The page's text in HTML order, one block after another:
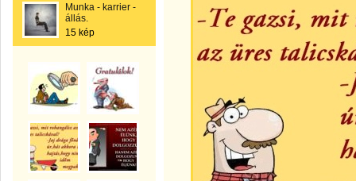
Munka - karrier -
állás.
15 kép